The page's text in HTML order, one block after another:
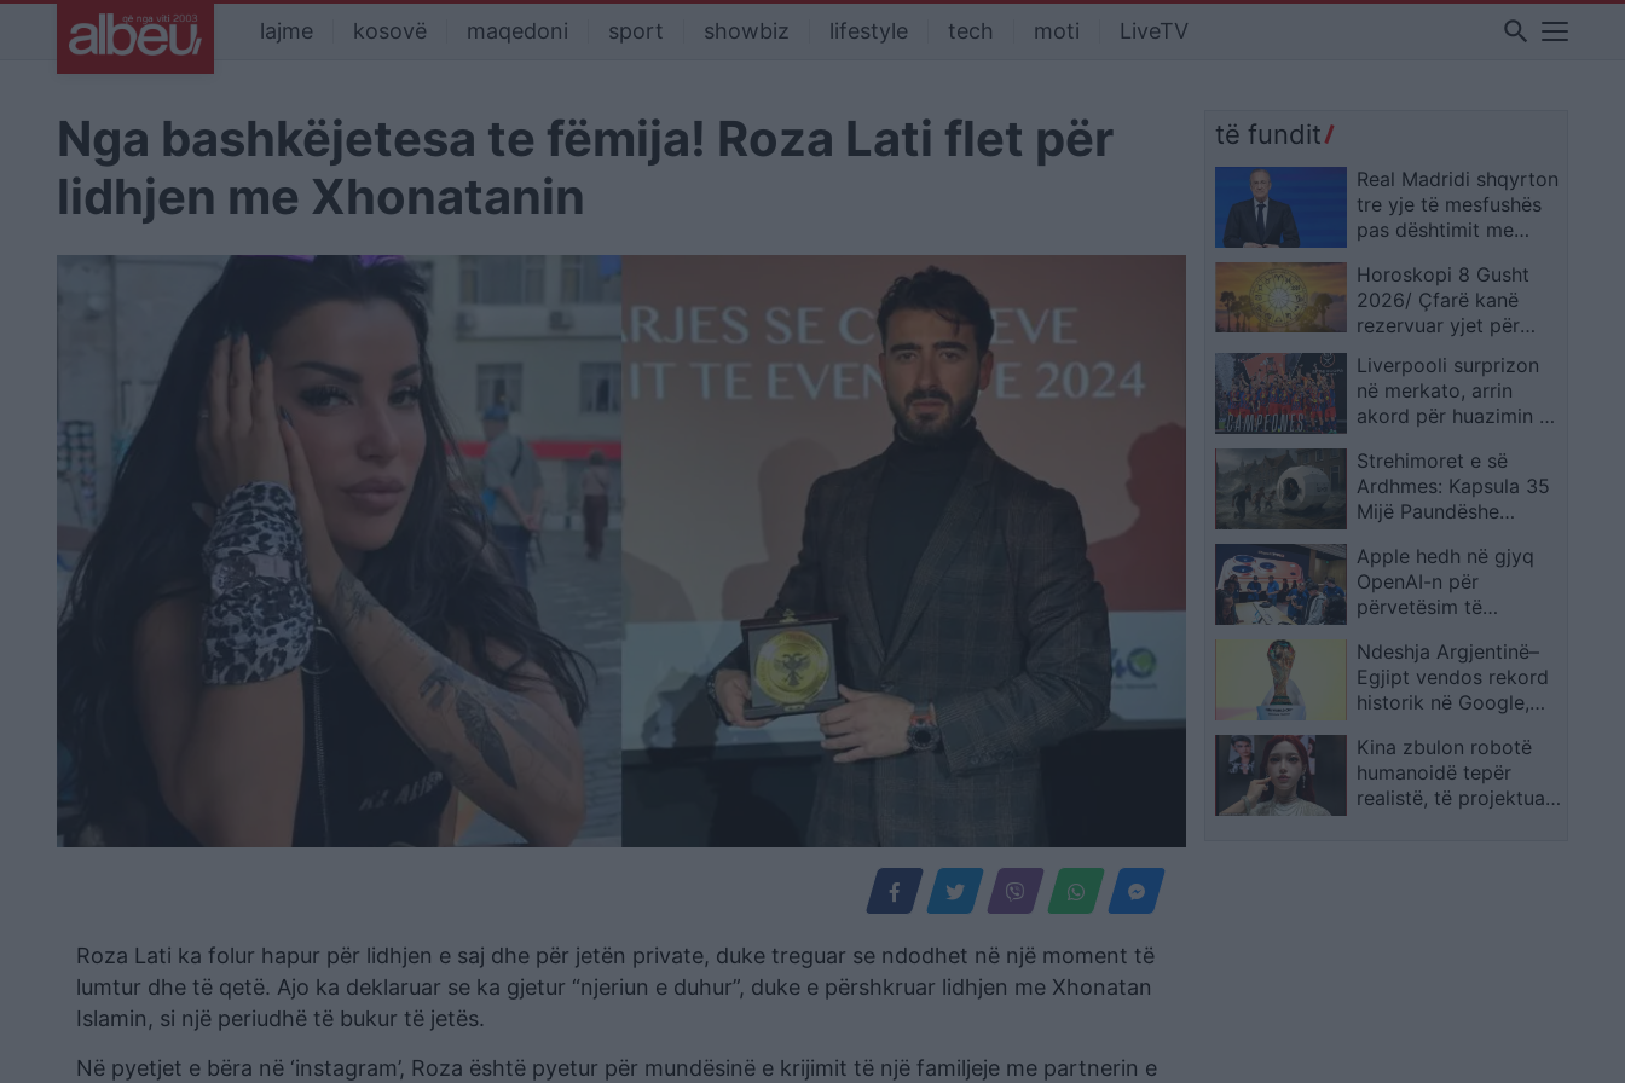
lajme kosovë maqedoni sport showbiz lifestyle tech moti LiveTV search
Nga bashkëjetesa te fëmija! Roza Lati flet për
lidhjen me Xhonatanin
Roza Lati ka folur hapur për lidhjen e saj dhe për jetën private, duke treguar se ndodhet në një moment të
lumtur dhe të qetë. Ajo ka deklaruar se ka gjetur “njeriun e duhur”, duke e përshkruar lidhjen me Xhonatan
Islamin, si një periudhë të bukur të jetës.
Në pyetjet e bëra në ‘instagram’, Roza është pyetur për mundësinë e krijimit të një familjeje me partnerin e
të fundit
Real Madridi shqyrton
tre yje të mesfushës
pas dështimit me
Horoskopi 8 Gusht
2026/ Çfarë kanë
rezervuar yjet për
Liverpooli surprizon
në merkato, arrin
akord për huazimin e
Strehimoret e së
Ardhmes: Kapsula 35
Mijë Paundëshe
Shpërthimeve dhe
Fatkeqësive Natyrore
Apple hedh në gjyq
OpenAI-n për
përvetësim të
sekreteve industriale
Ndeshja Argjentinë–
Egjipt vendos rekord
historik në Google,
të papara
Kina zbulon robotë
humanoidë tepër
realistë, të projektuar